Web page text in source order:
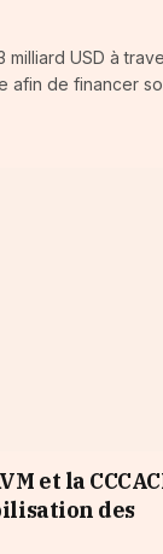
milliard USD à
afin de financer
et la
des